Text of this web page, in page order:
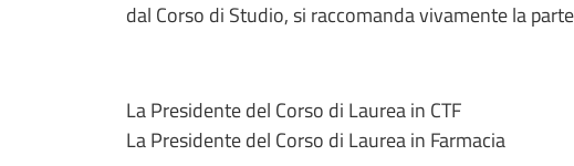
dal Corso di Studio, si raccomanda vivamente la
La Presidente del Corso di Laurea in CTF
La Presidente del Corso di Laurea in Farmacia